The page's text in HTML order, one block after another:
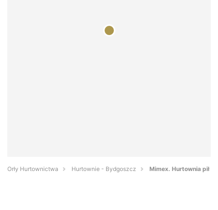
Orły Hurtownictwa Hurtownie - Bydgoszcz Mimex. Hurtownia pił